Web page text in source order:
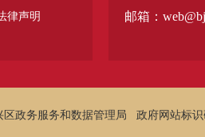
律声明 邮箱：
政务服务和数据管理局 政府网站标识